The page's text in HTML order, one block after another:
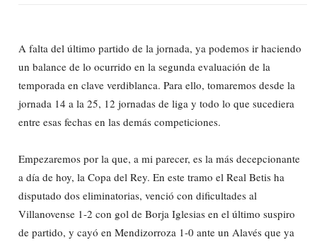
A falta del último partido de la jornada, ya podemos ir haciendo
un balance de lo ocurrido en la segunda evaluación de la
temporada en clave verdiblanca. Para ello, tomaremos desde la
jornada 14 a la 25, 12 jornadas de liga y todo lo que sucediera
entre esas fechas en las demás competiciones.
Empezaremos por la que, a mi parecer, es la más decepcionante
a día de hoy, la Copa del Rey. En este tramo el Real Betis ha
disputado dos eliminatorias, venció con dificultades al
Villanovense 1-2 con gol de Borja Iglesias en el último suspiro
de partido, y cayó en Mendizorroza 1-0 ante un Alavés que ya